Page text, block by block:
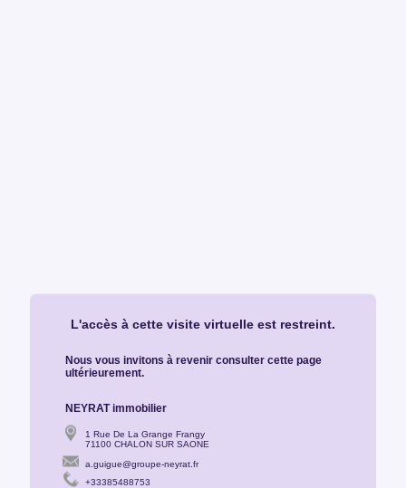
L'accès à cette visite virtuelle est restreint.
Nous vous invitons à revenir consulter cette page
ultérieurement.
NEYRAT immobilier
1 Rue De La Grange Frangy
71100 CHALON SUR SAONE
a.guigue@groupe-neyrat.fr
+33385488753